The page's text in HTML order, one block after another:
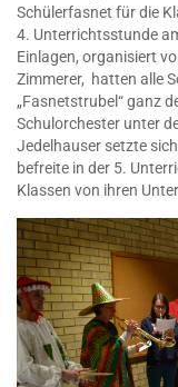
Schülerfasnet für die
4. Unterrichtsstunde
Einlagen, organisiert
Zimmerer, hatten alle
„Fasnetstrubel“ ganz
Schulorchester unter
Jedelhauser setzte
befreite in der 5.
Klassen von ihren